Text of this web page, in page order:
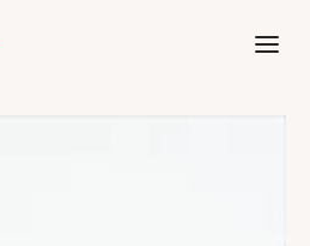
Aller à l'accueil de Crédit Municipal